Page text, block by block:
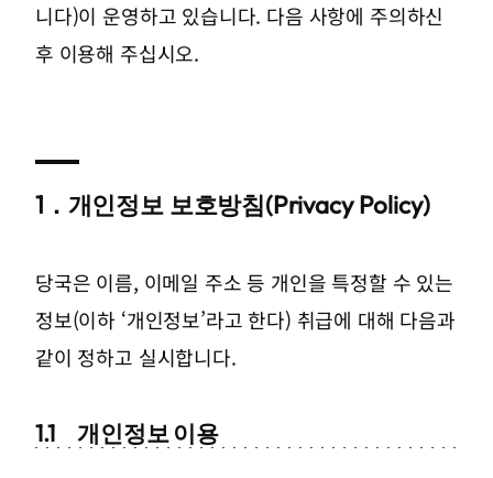
니다)이 운영하고 있습니다. 다음 사항에 주의하신
후 이용해 주십시오.
1． 개인정보 보호방침(Privacy Policy)
당국은 이름, 이메일 주소 등 개인을 특정할 수 있는
정보(이하 ‘개인정보’라고 한다) 취급에 대해 다음과
같이 정하고 실시합니다.
1.1개인정보 이용